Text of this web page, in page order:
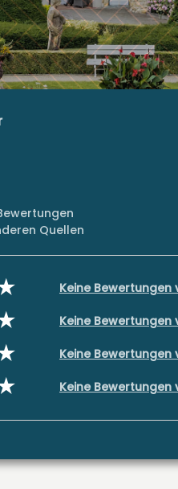
Quellen
Keine Bewertungen
Keine Bewertungen
Keine Bewertungen
Keine Bewertungen